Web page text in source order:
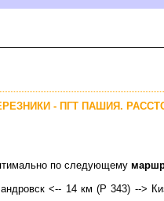
- ПГТ ПАШИЯ.
по следующему
<-- 14 км (Р 343) -->